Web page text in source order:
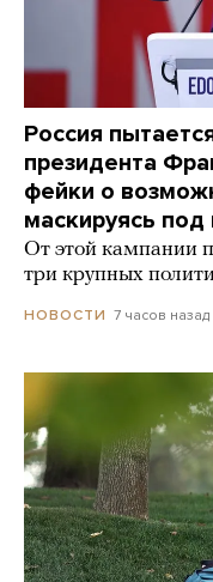
Россия
президента
фейки о
маскируясь
От этой кампании
три крупных
НОВОСТИ 7 часов назад